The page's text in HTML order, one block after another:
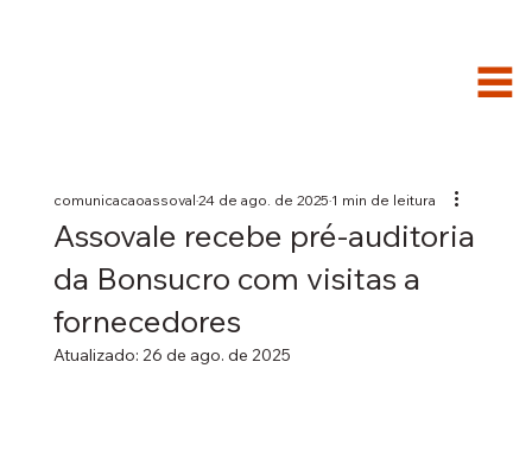
Assovale recebe pré-auditoria
da Bonsucro com visitas a
fornecedores
comunicacaoassoval24 de ago. de 20251 min de leitura
Atualizado: 26 de ago. de 2025